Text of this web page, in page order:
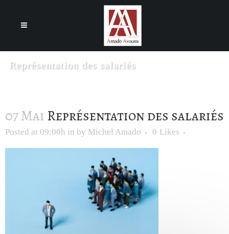
Représentation des salariés
07 Mai Représentation des salariés
Posted at 09:00h in by Michel Amado 0 Likes